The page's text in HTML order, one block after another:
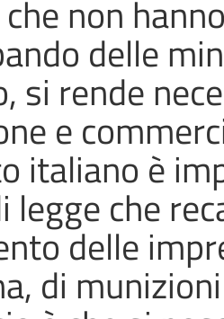
che non
delle
si rende
e
italiano è
legge che
delle
di